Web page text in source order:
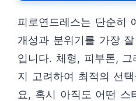
피로연드레스는 단순히
개성과 분위기를 가장
입니다. 체형, 피부톤,
지 고려하여 최적의 선
요, 혹시 아직도 어떤 스